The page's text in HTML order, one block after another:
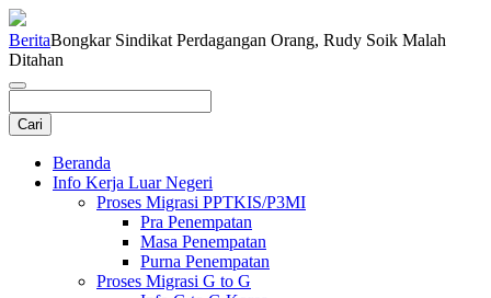
BeritaBongkar Sindikat Perdagangan Orang, Rudy Soik Malah
Ditahan
Beranda
Info Kerja Luar Negeri
Proses Migrasi PPTKIS/P3MI
Pra Penempatan
Masa Penempatan
Purna Penempatan
Proses Migrasi G to G